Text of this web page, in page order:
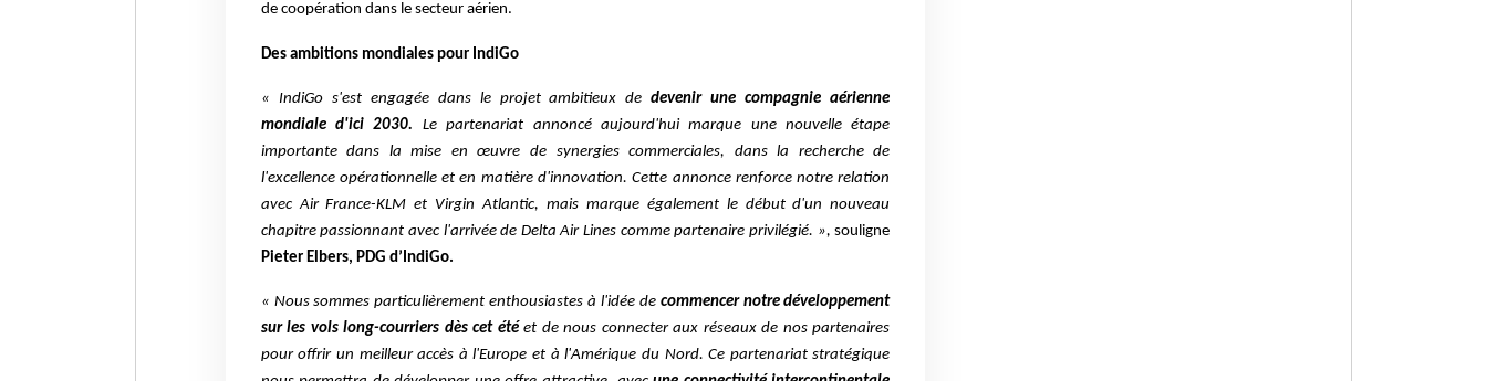
de coopération dans le secteur aérien.
Des ambitions mondiales pour IndiGo
« IndiGo s'est engagée dans le projet ambitieux dedevenir une compagnie aérienne
mondiale d'ici 2030. Le partenariat annoncé aujourd'hui marque une nouvelle étape
importante dans la mise en œuvre de synergies commerciales, dans la recherche de
l'excellence opérationnelle et en matière d'innovation. Cette annonce renforce notre relation
avec Air France-KLM et Virgin Atlantic, mais marque également le début d'un nouveau
chapitre passionnant avec l'arrivée de Delta Air Lines comme partenaire privilégié. », souligne
Pieter Elbers, PDG d’IndiGo.
« Nous sommes particulièrement enthousiastes à l'idée de commencer notre développement
sur les vols long-courriers dès cet étéet de nous connecter aux réseaux de nos partenaires
pour offrir un meilleur accès à l'Europe et à l'Amérique du Nord. Ce partenariat stratégique